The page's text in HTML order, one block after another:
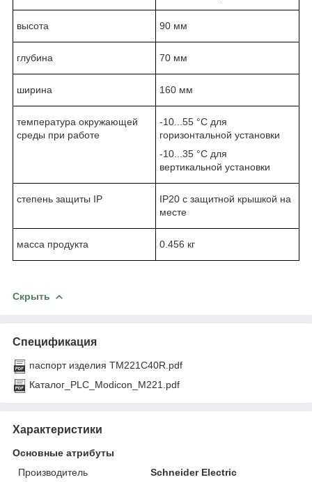
высота 90 мм
глубина 70 мм
ширина 160 мм
температура окружающей
среды при работе
-10...55 °C для
горизонтальной установки
-10...35 °C для
вертикальной установки
степень защиты IP
IP20 с защитной крышкой на
месте
масса продукта 0.456 кг
Скрыть
Спецификация
паспорт изделия TM221C40R.pdf
Каталог_PLC_Modicon_M221.pdf
Характеристики
Основные атрибуты
Производитель
Schneider Electric